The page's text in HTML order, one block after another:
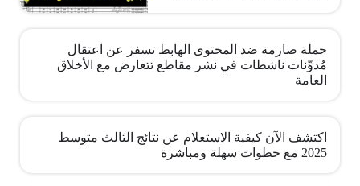
حملة صارمة ضد المحتوى الهابط تسفر عن اعتقال
مُدوِّنات ناشطات في نشر مقاطع تتعارض مع الأخلاق
العامة
اكتشف الآن كيفية الاستعلام عن نتائج الثالث متوسط
2025 مع خطوات سهلة ومباشرة